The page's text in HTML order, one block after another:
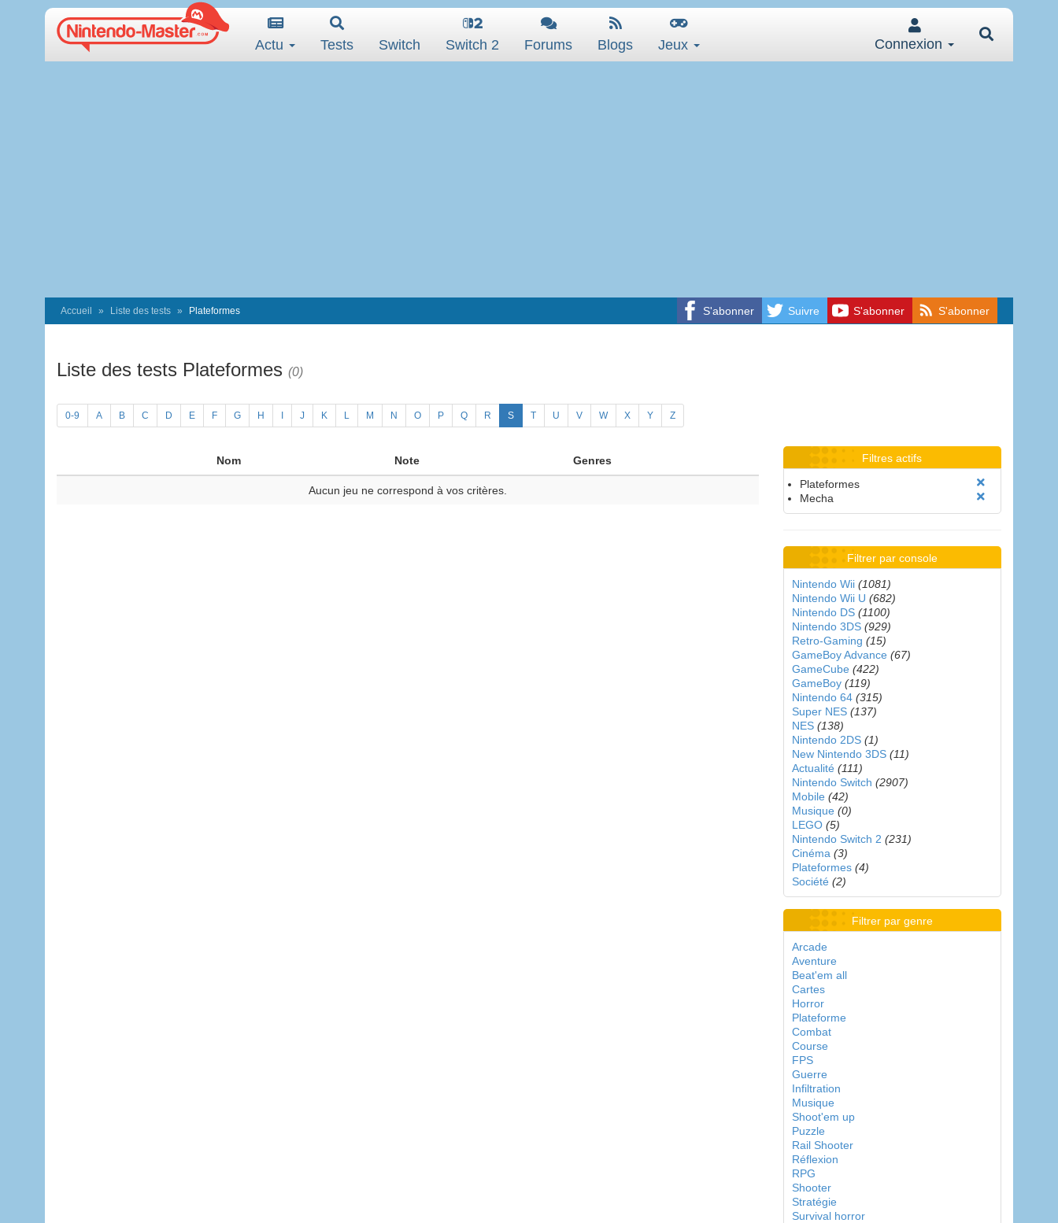
Actu Tests Switch Switch 2 Forums Blogs Jeux Connexion
S'abonner Suivre S'abonner S'abonner
Accueil Liste des tests Plateformes
Liste des tests Plateformes (0)
0-9 A B C D E F G H J K L M N O P Q R S T U V W X Y Z
Nom Note Genres
Aucun jeu ne correspond à vos critères.
Filtres actifs
Plateformes
Mecha
Filtrer par console
Nintendo Wii (1081)
Nintendo Wii U (682)
Nintendo DS (1100)
Nintendo 3DS (929)
Retro-Gaming (15)
GameBoy Advance (67)
GameCube (422)
GameBoy (119)
Nintendo 64 (315)
Super NES (137)
NES (138)
Nintendo 2DS (1)
New Nintendo 3DS (11)
Actualité (111)
Nintendo Switch (2907)
Mobile (42)
Musique (0)
LEGO (5)
Nintendo Switch 2 (231)
Cinéma (3)
Plateformes (4)
Société (2)
Filtrer par genre
Arcade
Aventure
Beat'em all
Cartes
Horror
Plateforme
Combat
Course
FPS
Guerre
Infiltration
Musique
Shoot'em up
Puzzle
Rail Shooter
Réflexion
RPG
Shooter
Stratégie
Survival horror